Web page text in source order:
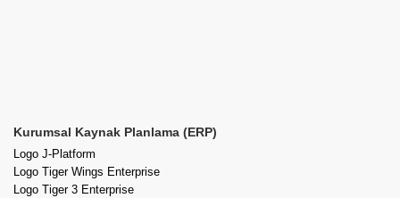
Kurumsal Kaynak Planlama (ERP)
Logo J-Platform
Logo Tiger Wings Enterprise
Logo Tiger 3 Enterprise